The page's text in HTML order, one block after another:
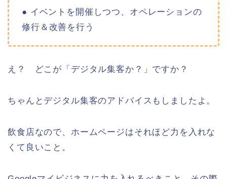
● イベントを開催しつつ、オペレーションの
修行＆改善を行う
え？ どこが「デジタル集客か？」ですか？
ちゃんとデジタル集客のアドバイスもしましたよ。
飲食店なので、ホームページはそれほど力を入れな
くて良いこと。